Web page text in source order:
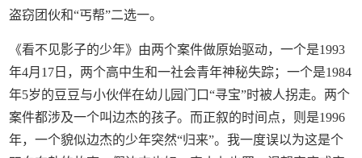
盗窃团伙和“丐帮”二选一。
《看不见影子的少年》由两个案件做原始驱动，一个是1993
年4月17日，两个高中生和一社会青年神秘失踪；一个是1984
年5岁的豆豆与小伙伴在幼儿园门口“寻宝”时被人拐走。两个
案件都涉及一个叫边杰的孩子。而正叙的时间点，则是1996
年，一个貌似边杰的少年突然“归来”。我一度误以为这是个